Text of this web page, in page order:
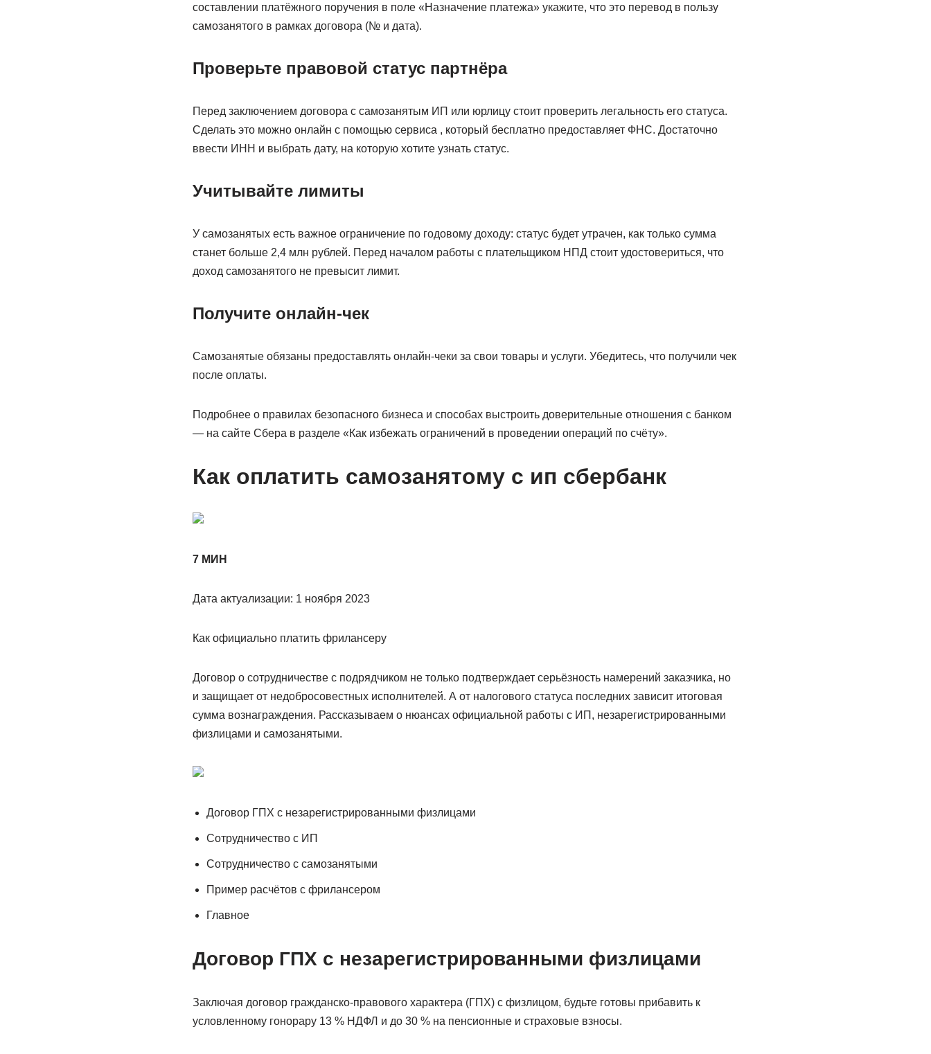
составлении платёжного поручения в поле «Назначение платежа» укажите, что это перевод в пользу
самозанятого в рамках договора (№ и дата).
Проверьте правовой статус партнёра
Перед заключением договора с самозанятым ИП или юрлицу стоит проверить легальность его статуса.
Сделать это можно онлайн с помощью сервиса , который бесплатно предоставляет ФНС. Достаточно
ввести ИНН и выбрать дату, на которую хотите узнать статус.
Учитывайте лимиты
У самозанятых есть важное ограничение по годовому доходу: статус будет утрачен, как только сумма
станет больше 2,4 млн рублей. Перед началом работы с плательщиком НПД стоит удостовериться, что
доход самозанятого не превысит лимит.
Получите онлайн-чек
Самозанятые обязаны предоставлять онлайн-чеки за свои товары и услуги. Убедитесь, что получили чек
после оплаты.
Подробнее о правилах безопасного бизнеса и способах выстроить доверительные отношения с банком
— на сайте Сбера в разделе «Как избежать ограничений в проведении операций по счёту».
Как оплатить самозанятому с ип сбербанк
7 МИН
Дата актуализации: 1 ноября 2023
Как официально платить фрилансеру
Договор о сотрудничестве с подрядчиком не только подтверждает серьёзность намерений заказчика, но
и защищает от недобросовестных исполнителей. А от налогового статуса последних зависит итоговая
сумма вознаграждения. Рассказываем о нюансах официальной работы с ИП, незарегистрированными
физлицами и самозанятыми.
Договор ГПХ с незарегистрированными физлицами
Сотрудничество с ИП
Сотрудничество с самозанятыми
Пример расчётов с фрилансером
Главное
Договор ГПХ с незарегистрированными физлицами
Заключая договор гражданско-правового характера (ГПХ) с физлицом, будьте готовы прибавить к
условленному гонорару 13 % НДФЛ и до 30 % на пенсионные и страховые взносы.